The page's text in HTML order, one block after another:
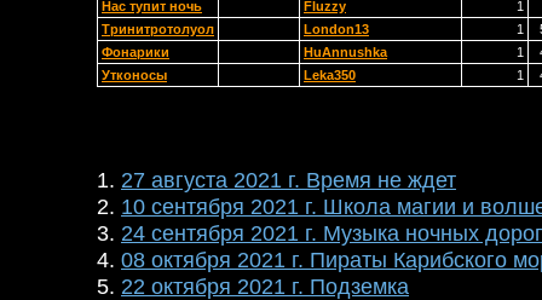
Нас тупит ночь
Fluzzy
1
Тринитротолуол
London13 1
Фонарики
HuAnnushka 1
Утконосы
Leka350 1
1. 27 августа 2021 г. Время не ждет
2. 10 сентября 2021 г. Школа магии и
3. 24 сентября 2021 г. Музыка ночных дорог
4. 08 октября 2021 г. Пираты Карибского
5. 22 октября 2021 г. Подземка